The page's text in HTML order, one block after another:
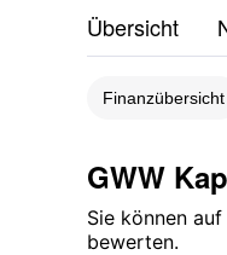
Übersicht
Finanzübersicht
GWW
Sie können
bewerten.